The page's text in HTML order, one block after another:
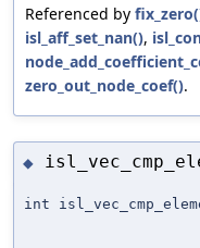
Referenced by
isl_aff_set_nan(),
zero_out_node_coef().
◆
int